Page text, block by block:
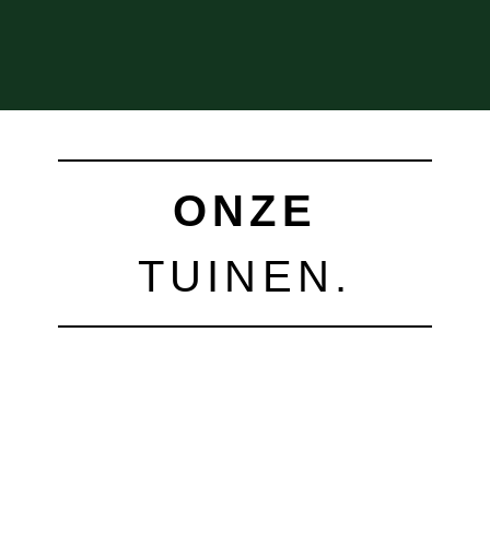
ONZE
TUINEN.